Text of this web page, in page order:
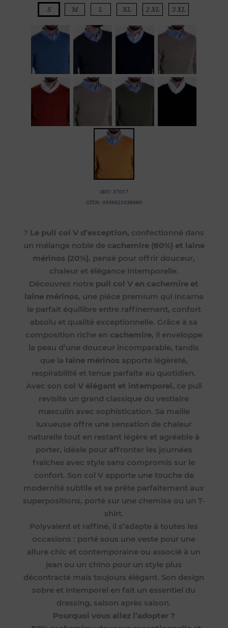
S M L XL 2 XL 3 XL
SKU: 37017
GTIN: 9306621038080
? Le pull col V d’exception, confectionné dans
un mélange noble de cachemire (80%) et laine
mérinos (20%), pensé pour offrir douceur,
chaleur et élégance intemporelle.
Découvrez notre pull col V en cachemire et
laine mérinos, une pièce premium qui incarne
le parfait équilibre entre raffinement, confort
absolu et qualité exceptionnelle. Grâce à sa
composition riche en cachemire, il enveloppe
la peau d’une douceur incomparable, tandis
que la laine mérinos apporte légèreté,
respirabilité et tenue parfaite au quotidien.
Avec son col V élégant et intemporel, ce pull
revisite un grand classique du vestiaire
masculin avec sophistication. Sa maille
luxueuse offre une sensation de chaleur
naturelle tout en restant légère et agréable à
porter, idéale pour affronter les journées
fraîches avec style sans compromis sur le
confort. Son col V apporte une touche de
modernité subtile et se prête parfaitement aux
superpositions, porté sur une chemise ou un T-
shirt.
Polyvalent et raffiné, il s’adapte à toutes les
occasions : porté sous une veste pour une
allure chic et contemporaine ou associé à un
jean ou un chino pour un style plus
décontracté mais toujours élégant. Son design
sobre et intemporel en fait un essentiel du
dressing, saison après saison.
Pourquoi vous allez l’adopter ?